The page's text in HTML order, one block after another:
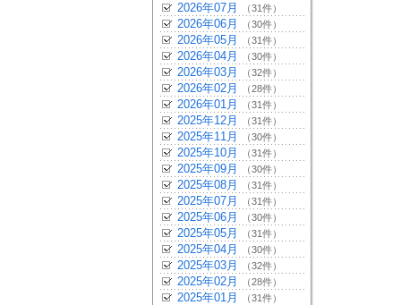
2026年07月 （31件）
2026年06月 （30件）
2026年05月 （31件）
2026年04月 （30件）
2026年03月 （32件）
2026年02月 （28件）
2026年01月 （31件）
2025年12月 （31件）
2025年11月 （30件）
2025年10月 （31件）
2025年09月 （30件）
2025年08月 （31件）
2025年07月 （31件）
2025年06月 （30件）
2025年05月 （31件）
2025年04月 （30件）
2025年03月 （32件）
2025年02月 （28件）
2025年01月 （31件）